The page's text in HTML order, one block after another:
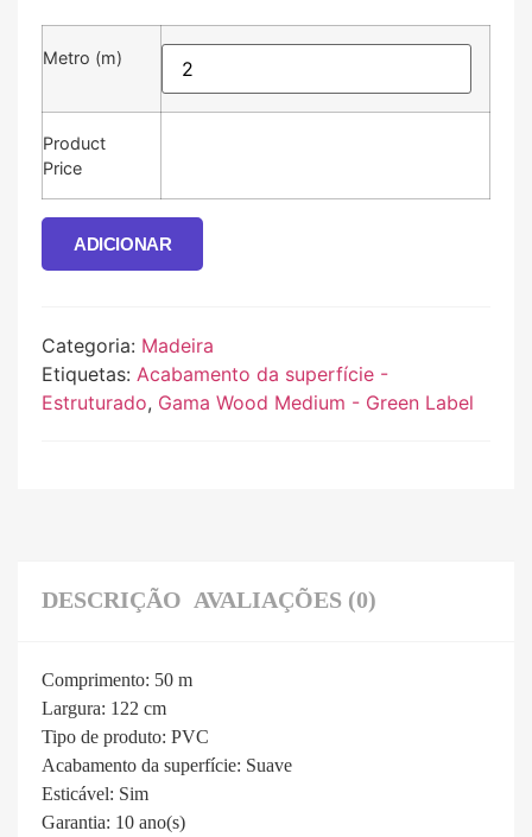
Metro (m)
Product
Price
ADICIONAR
Categoria: Madeira
Etiquetas: Acabamento da superfície -
Estruturado, Gama Wood Medium - Green Label
DESCRIÇÃO AVALIAÇÕES (0)
Comprimento: 50 m
Largura: 122 cm
Tipo de produto: PVC
Acabamento da superfície: Suave
Esticável: Sim
Garantia: 10 ano(s)